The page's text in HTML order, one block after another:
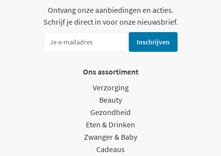
Ontvang onze aanbiedingen en acties.
Schrijf je direct in voor onze nieuwsbrief.
Inschrijven
Ons assortiment
Verzorging
Beauty
Gezondheid
Eten & Drinken
Zwanger & Baby
Cadeaus